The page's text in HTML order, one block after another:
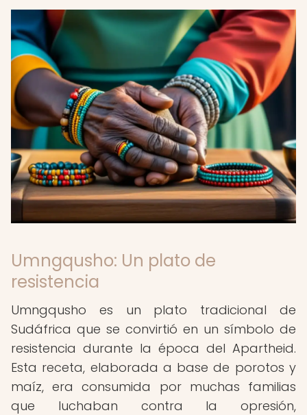
Umngqusho: Un plato de
resistencia
Umngqusho es un plato tradicional de
Sudáfrica que se convirtió en un símbolo de
resistencia durante la época del Apartheid.
Esta receta, elaborada a base de porotos y
maíz, era consumida por muchas familias
que luchaban contra la opresión,